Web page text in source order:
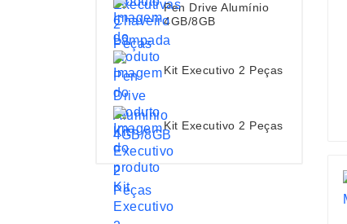
Pen Drive Alumínio
4GB/8GB
Kit Executivo 2 Peças
Kit Executivo 2 Peças